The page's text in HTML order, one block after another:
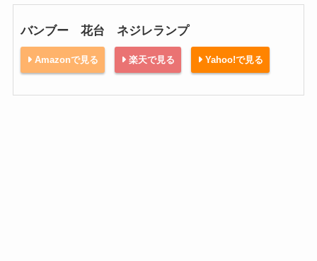
バンブー 花台 ネジレランプ
Amazonで見る 楽天で見る Yahoo!で見る